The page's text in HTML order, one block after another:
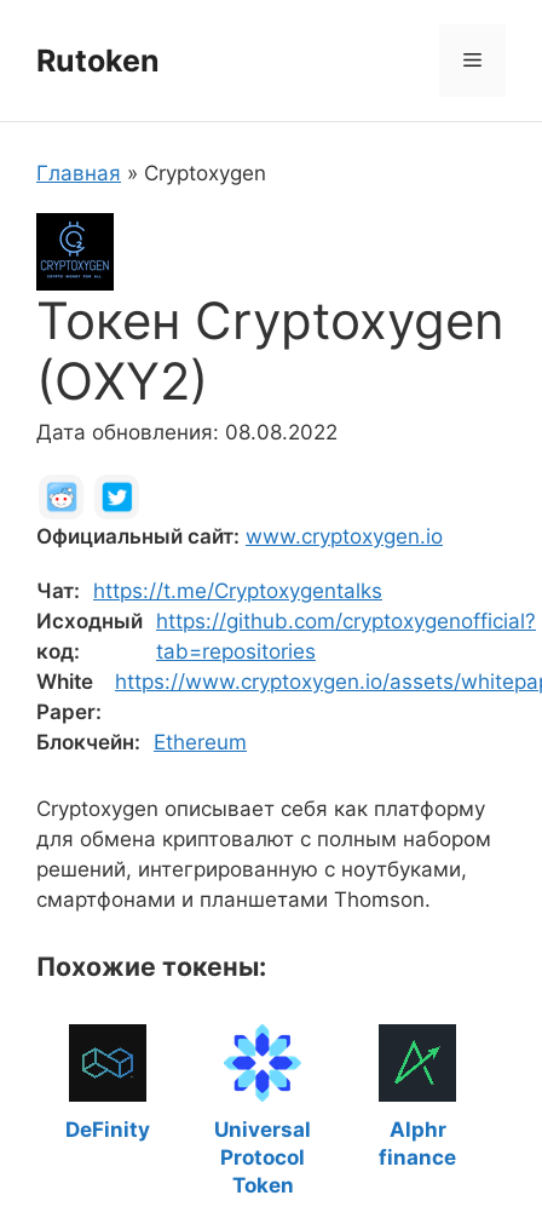
содержимому
Rutoken Меню
Главная » Cryptoxygen
Токен Cryptoxygen
(OXY2)
Дата обновления: 08.08.2022
Официальный сайт: www.cryptoxygen.io
Чат:
https://t.me/Cryptoxygentalks
Исходный
код:
https://github.com/cryptoxygenofficial?
tab=repositories
White
Paper:
https://www.cryptoxygen.io/assets/
Блокчейн: Ethereum
Cryptoxygen описывает себя как платформу
для обмена криптовалют с полным набором
решений, интегрированную с ноутбуками,
смартфонами и планшетами Thomson.
Похожие токены:
DeFinity
Universal
Protocol
Token
Alphr
finance